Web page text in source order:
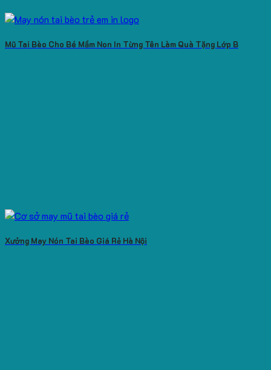
Mũ Tai Bèo Cho Bé Mầm Non In Từng Tên Làm Quà Tặng Lớp B
Xưởng May Nón Tai Bèo Giá Rẻ Hà Nội